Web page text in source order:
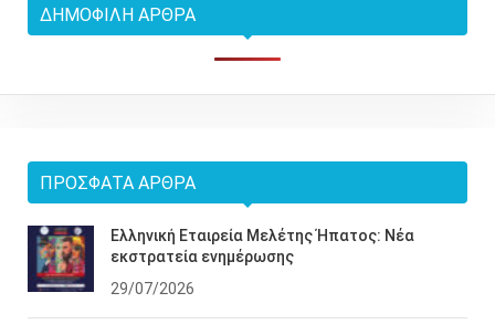
ΔΗΜΟΦΙΛΉ ΆΡΘΡΑ
ΠΡΌΣΦΑΤΑ ΆΡΘΡΑ
Ελληνική Εταιρεία Μελέτης Ήπατος: Νέα
εκστρατεία ενημέρωσης
29/07/2026